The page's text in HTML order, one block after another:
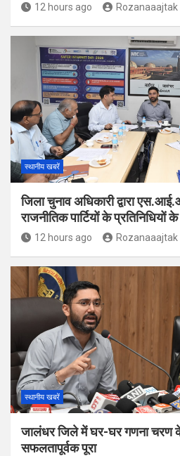
12 hours ago Rozanaaajtak
स्थानीय खबरें
जिला चुनाव अधिकारी द्वारा
राजनीतिक पार्टियों के प्रतिनिधियों
12 hours ago Rozanaaajtak
स्थानीय खबरें
जालंधर जिले में घर-घर गणना चरण
सफलतापूर्वक पूरा